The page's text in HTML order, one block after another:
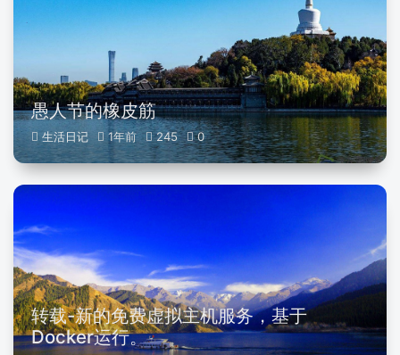
愚人节的橡皮筋
生活日记 1年前 245 0
转载-新的免费虚拟主机服务，基于
Docker运行。